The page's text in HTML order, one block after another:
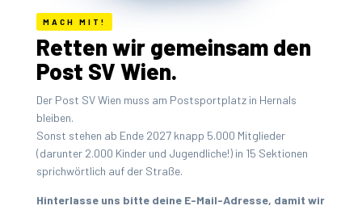
MACH MIT!
Retten wir gemeinsam den
Post SV Wien.
Der Post SV Wien muss am Postsportplatz in Hernals
bleiben.
Sonst stehen ab Ende 2027 knapp 5.000 Mitglieder
(darunter 2.000 Kinder und Jugendliche!) in 15 Sektionen
sprichwörtlich auf der Straße.
Hinterlasse uns bitte deine E-Mail-Adresse, damit wir